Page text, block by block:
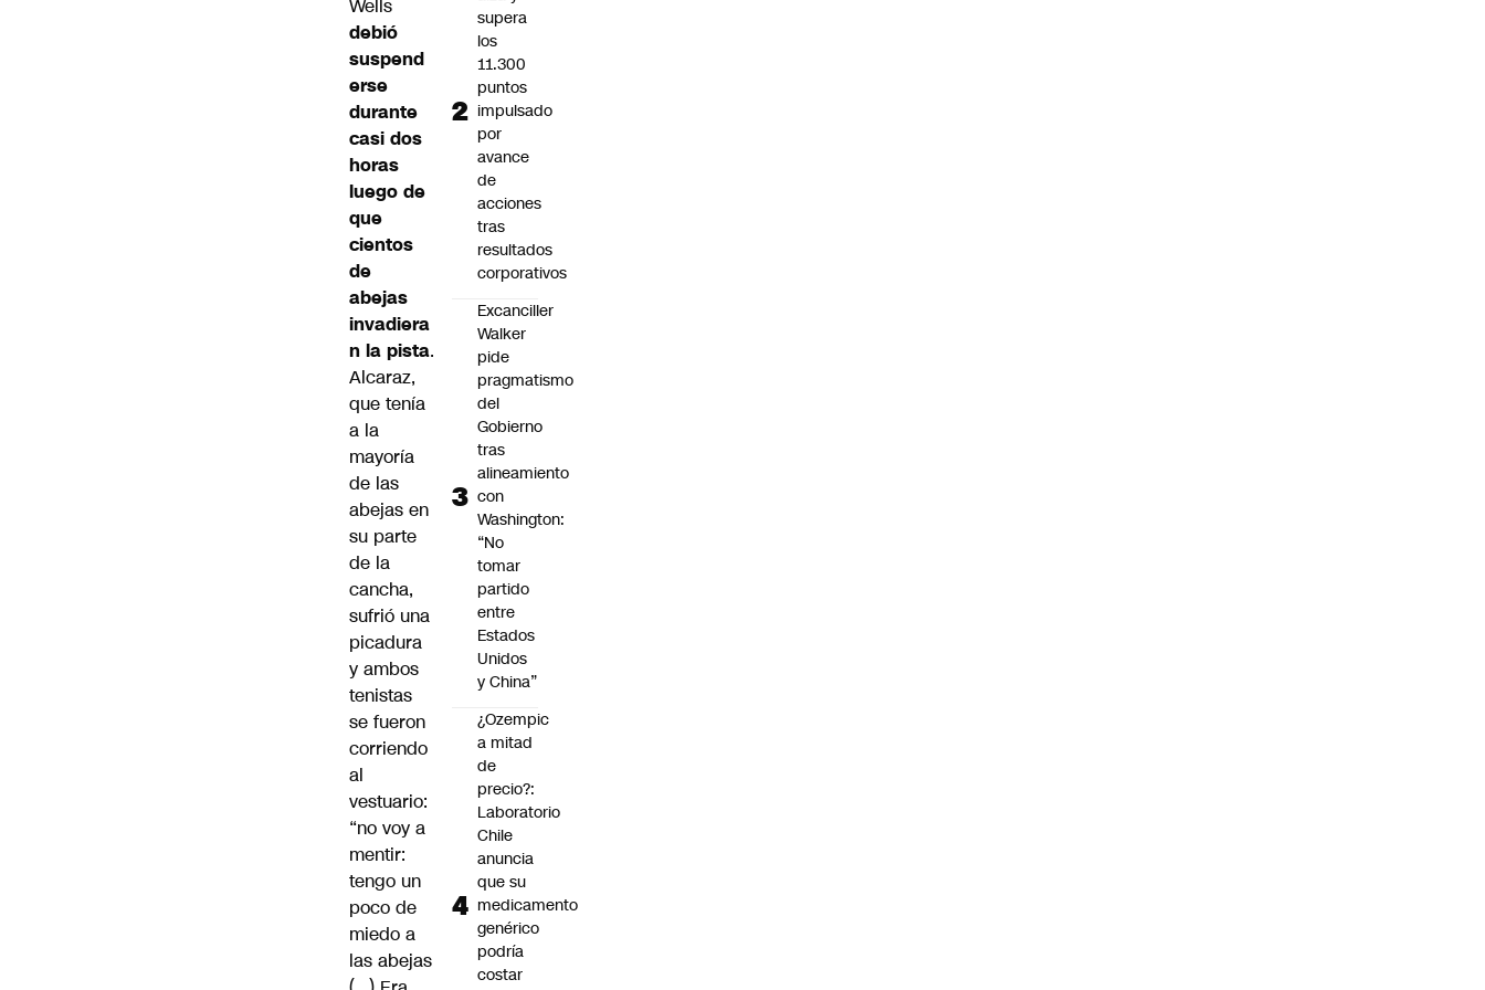
Wells
debió
suspend
erse
durante
casi dos
horas
luego de
que
cientos
de
abejas
invadiera
n la pista.
Alcaraz,
que tenía
a la
mayoría
de las
abejas en
su parte
de la
cancha,
sufrió una
picadura
y ambos
tenistas
se fueron
corriendo
al
vestuario:
“no voy a
mentir:
tengo un
poco de
miedo a
las abejas
supera
los
11.300
puntos
impulsado
por
avance
de
acciones
tras
resultados
corporativos
Excanciller
Walker
pide
pragmatismo
del
Gobierno
tras
alineamiento
con
Washington:
“No
tomar
partido
entre
Estados
Unidos
y China”
¿Ozempic
a mitad
de
precio?:
Laboratorio
Chile
anuncia
que su
medicamento
genérico
podría
costar